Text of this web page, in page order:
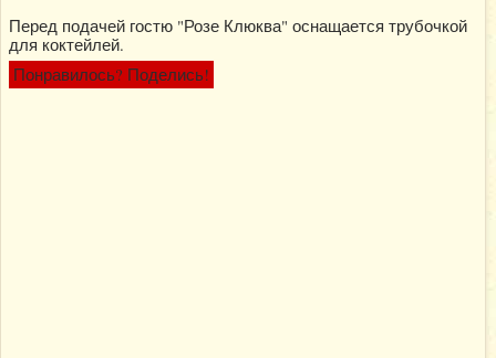
Перед подачей гостю "Розе Клюква" оснащается трубочкой
для коктейлей.
Понравилось? Поделись!